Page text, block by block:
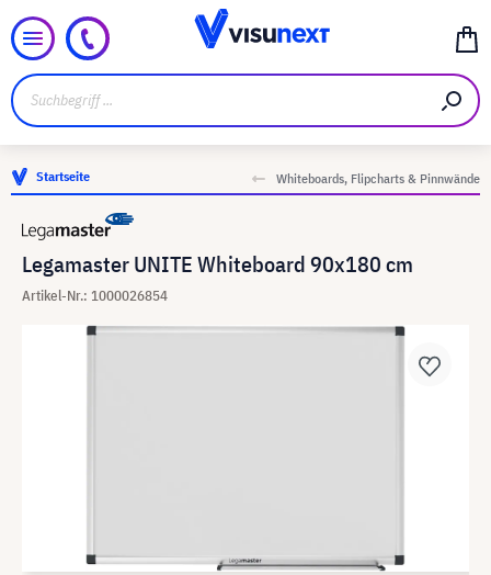
Startseite Whiteboards, Flipcharts & Pinnwände
Legamaster UNITE Whiteboard 90x180 cm
Artikel-Nr.: 1000026854